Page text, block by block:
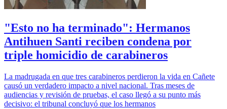
"Esto no ha terminado": Hermanos
Antihuen Santi reciben condena por
triple homicidio de carabineros
La madrugada en que tres carabineros perdieron la vida en Cañete
causó un verdadero impacto a nivel nacional. Tras meses de
audiencias y revisión de pruebas, el caso llegó a su punto más
decisivo: el tribunal concluyó que los hermanos